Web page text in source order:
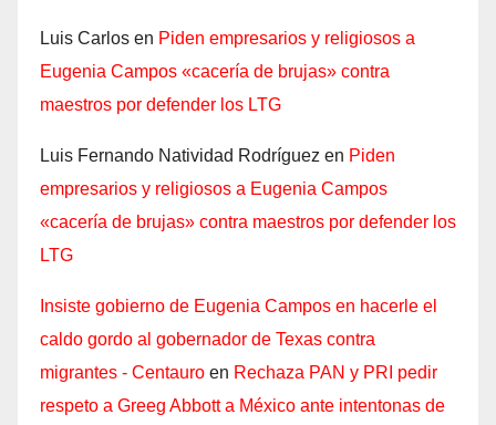
Luis Carlos en Piden empresarios y religiosos a
Eugenia Campos «cacería de brujas» contra
maestros por defender los LTG
Luis Fernando Natividad Rodríguez en Piden
empresarios y religiosos a Eugenia Campos
«cacería de brujas» contra maestros por defender los
LTG
Insiste gobierno de Eugenia Campos en hacerle el
caldo gordo al gobernador de Texas contra
migrantes - Centauro en Rechaza PAN y PRI pedir
respeto a Greeg Abbott a México ante intentonas de